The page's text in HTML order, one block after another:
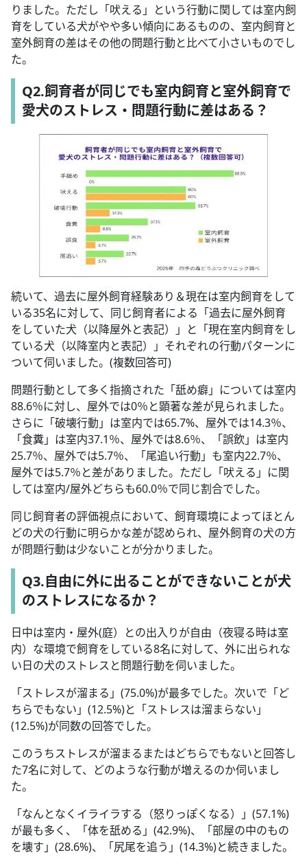
りました。ただし「吠える」という行動に関しては室内飼
育をしている犬がやや多い傾向にあるものの、室内飼育と
室外飼育の差はその他の問題行動と比べて小さいものでし
た。
Q2.飼育者が同じでも室内飼育と室外飼育で
愛犬のストレス・問題行動に差はある？
続いて、過去に屋外飼育経験あり＆現在は室内飼育をして
いる35名に対して、同じ飼育者による「過去に屋外飼育
をしていた犬（以降屋外と表記）」と「現在室内飼育をし
ている犬（以降室内と表記）」それぞれの行動パターンに
ついて伺いました。(複数回答可)
問題行動として多く指摘された「舐め癖」については室内
88.6％に対し、屋外では0％と顕著な差が見られました。
さらに「破壊行動」は室内では65.7%、屋外では14.3％、
「食糞」は室内37.1％、屋外では8.6％、「誤飲」は室内
25.7％、屋外では5.7％、「尾追い行動」も室内22.7％、
屋外では5.7％と差がありました。ただし「吠える」に関
しては室内/屋外どちらも60.0％で同じ割合でした。
同じ飼育者の評価視点において、飼育環境によってほとん
どの犬の行動に明らかな差が認められ、屋外飼育の犬の方
が問題行動は少ないことが分かりました。
Q3.自由に外に出ることができないことが犬
のストレスになるか？
日中は室内・屋外(庭）との出入りが自由（夜寝る時は室
内）な環境で飼育をしている8名に対して、外に出られな
い日の犬のストレスと問題行動を伺いました。
「ストレスが溜まる」(75.0%)が最多でした。次いで「ど
ちらでもない」(12.5%)と「ストレスは溜まらない」
(12.5%)が同数の回答でした。
このうちストレスが溜まるまたはどちらでもないと回答し
た7名に対して、どのような行動が増えるのか伺いまし
た。
「なんとなくイライラする（怒りっぽくなる）」(57.1%)
が最も多く、「体を舐める」(42.9%)、「部屋の中のもの
を壊す」(28.6%)、「尻尾を追う」(14.3%)と続きました。